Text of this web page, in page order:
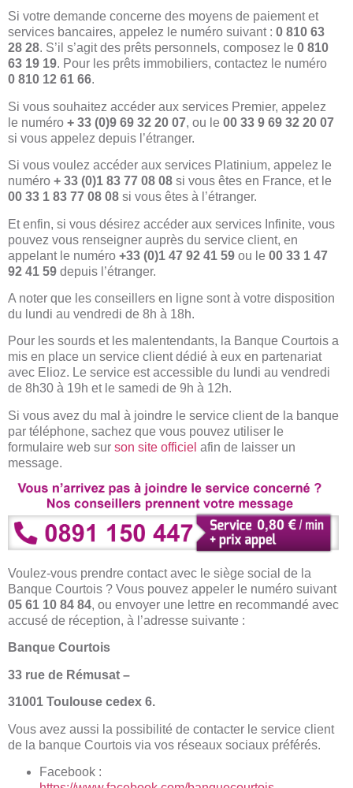
Si votre demande concerne des moyens de paiement et
services bancaires, appelez le numéro suivant : 0 810 63
28 28. S’il s’agit des prêts personnels, composez le 0 810
63 19 19. Pour les prêts immobiliers, contactez le numéro
0 810 12 61 66.
Si vous souhaitez accéder aux services Premier, appelez
le numéro + 33 (0)9 69 32 20 07, ou le 00 33 9 69 32 20 07
si vous appelez depuis l’étranger.
Si vous voulez accéder aux services Platinium, appelez le
numéro + 33 (0)1 83 77 08 08 si vous êtes en France, et le
00 33 1 83 77 08 08 si vous êtes à l’étranger.
Et enfin, si vous désirez accéder aux services Infinite, vous
pouvez vous renseigner auprès du service client, en
appelant le numéro +33 (0)1 47 92 41 59 ou le 00 33 1 47
92 41 59 depuis l’étranger.
A noter que les conseillers en ligne sont à votre disposition
du lundi au vendredi de 8h à 18h.
Pour les sourds et les malentendants, la Banque Courtois a
mis en place un service client dédié à eux en partenariat
avec Elioz. Le service est accessible du lundi au vendredi
de 8h30 à 19h et le samedi de 9h à 12h.
Si vous avez du mal à joindre le service client de la banque
par téléphone, sachez que vous pouvez utiliser le
formulaire web sur son site officiel afin de laisser un
message.
Voulez-vous prendre contact avec le siège social de la
Banque Courtois ? Vous pouvez appeler le numéro suivant
05 61 10 84 84, ou envoyer une lettre en recommandé avec
accusé de réception, à l’adresse suivante :
Banque Courtois
33 rue de Rémusat –
31001 Toulouse cedex 6.
Vous avez aussi la possibilité de contacter le service client
de la banque Courtois via vos réseaux sociaux préférés.
Facebook :